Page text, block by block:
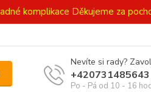
komplikace Děkujeme za
Nevíte si rady?
+420731485643
Po - Pá od 10 - 16